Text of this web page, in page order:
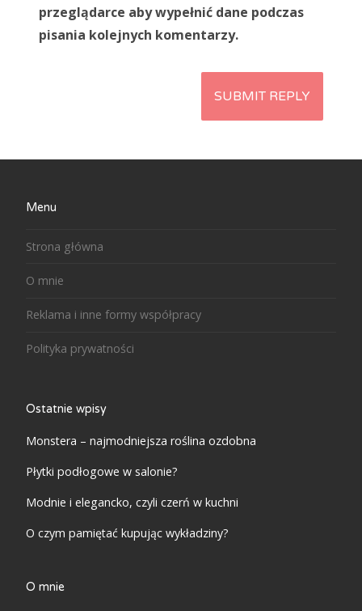
przeglądarce aby wypełnić dane podczas
pisania kolejnych komentarzy.
Menu
Strona główna
O mnie
Reklama i inne formy współpracy
Polityka prywatności
Ostatnie wpisy
Monstera – najmodniejsza roślina ozdobna
Płytki podłogowe w salonie?
Modnie i elegancko, czyli czerń w kuchni
O czym pamiętać kupując wykładziny?
O mnie